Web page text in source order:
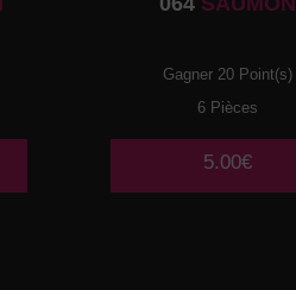
Gagner 20 Point(s)
6 Pièces
5.00€